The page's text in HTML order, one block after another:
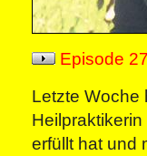
Episode
Letzte Woche
erfüllt hat und